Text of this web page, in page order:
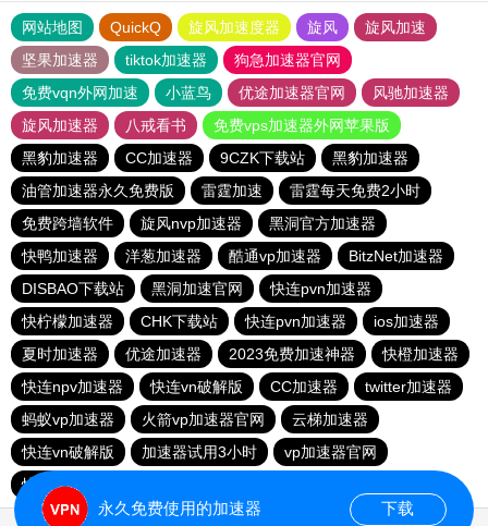
网站地图 QuickQ 旋风加速度器 旋风
旋风加速
坚果加速器
tiktok加速器
狗急加速器官网
免费vqn外网加速
小蓝鸟 优途加速器官网
风驰加速器
旋风加速器
八戒看书
免费vps加速器外网苹果版
黑豹加速器
CC加速器 9CZK下载站
黑豹加速器
油管加速器永久免费版
雷霆加速
雷霆每天免费2小时
免费跨墙软件
旋风nvp加速器
黑洞官方加速器
快鸭加速器
洋葱加速器 酷通vp加速器
BitzNet加速器
DISBAO下载站
黑洞加速官网
快连pvn加速器
快柠檬加速器
CHK下载站 快连pvn加速器
ios加速器
夏时加速器
优途加速器 2023免费加速神器
快橙加速器
快连npv加速器
快连vn破解版 CC加速器
twitter加速器
蚂蚁vp加速器
火箭vp加速器官网
云梯加速器
快连vn破解版
加速器试用3小时
vp加速器官网
快鸭加速器
永久免费使用的加速器 下载